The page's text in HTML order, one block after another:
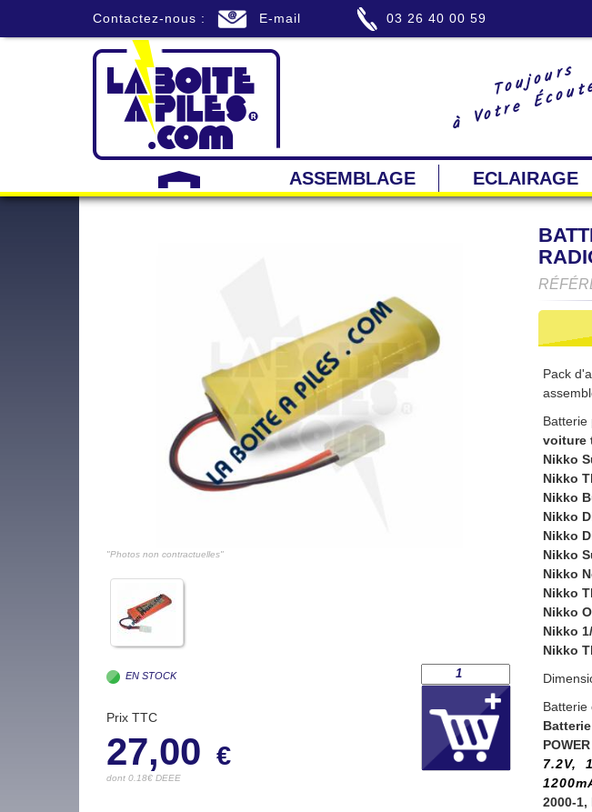
Contactez-nous : E-mail 03 26 40 00 59
Toujours
à Votre
ASSEMBLAGE ECLAIRAGE
"Photos non contractuelles"
EN STOCK
Prix TTC
27,00 €
dont 0.18€ DEEE
Pack
Batterie
voiture
Nikko
Nikko
Nikko
Nikko
Nikko
Nikko
Nikko
Nikko
Nikko
Nikko
Nikko
Batterie
7.2V,
2000-1,